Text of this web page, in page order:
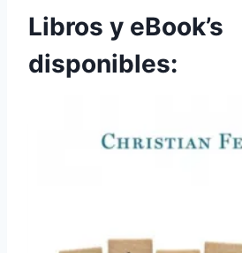
Libros y eBook’s
disponibles: